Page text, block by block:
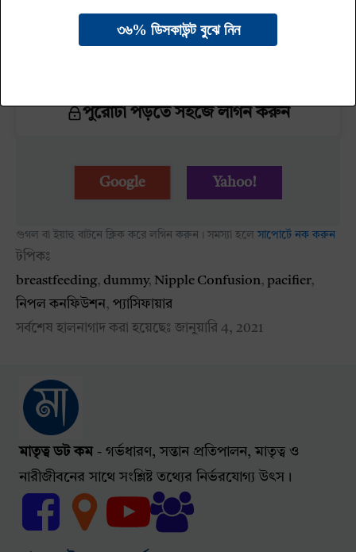
ব্রেষ্টফিডিং, আরেকবার ফিডার দেয়া বলে, বাচ্চা দ্বিধান্বিত
হওয়া অস্বাভাবিক না। সব বাচ্চারই যে নিপল কনফিউশন হয়,
পুরোটা পড়তে সহজে লগিন করুন
Google Yahoo!
গুগল বা ইয়াহু বাটনে ক্লিক করে লগিন করুন। সমস্যা হলে সাপোর্টে নক করুন
টপিকঃ
breastfeeding, dummy, Nipple Confusion, pacifier,
নিপল কনফিউশন, প্যাসিফায়ার
সর্বশেষ হালনাগাদ করা হয়েছেঃ জানুয়ারি 4, 2021
মাতৃত্ব ডট কম- গর্ভধারণ, সন্তান প্রতিপালন, মাতৃত্ব ও
নারীজীবনের সাথে সংশ্লিষ্ট তথ্যের নির্ভরযোগ্য উৎস।